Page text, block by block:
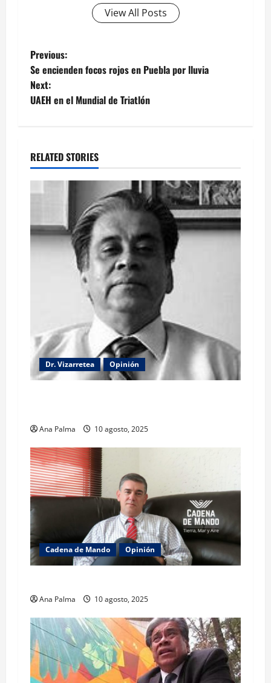
View All Posts
Post
navigation
Previous:
Se encienden focos rojos en Puebla por lluvia
Next:
UAEH en el Mundial de Triatlón
RELATED STORIES
Dr. Vizarretea Opinión
Ana Palma 10 agosto, 2025
Cadena de Mando Opinión
Ana Palma 10 agosto, 2025